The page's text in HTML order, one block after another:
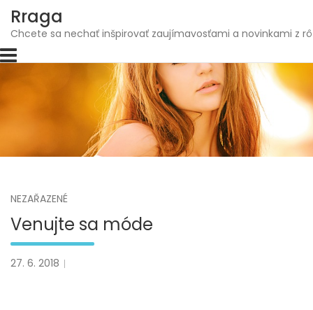
content
Rraga
Chcete sa nechať inšpirovať zaujímavosťami a novinkami z
NEZAŘAZENÉ
Venujte sa móde
27. 6. 2018